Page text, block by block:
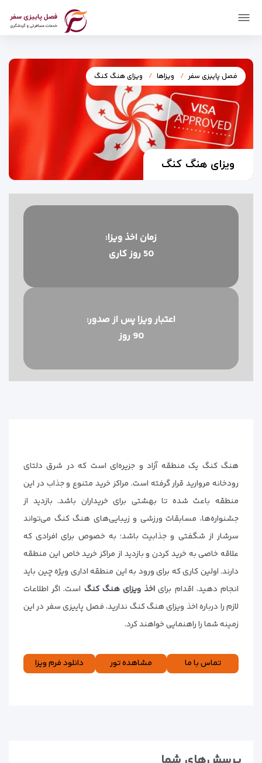
فصل پاییزی سفر ویزاها ویزای هنگ کنگ
ویزای هنگ کنگ
زمان اخذ ويزا:
50 روز کاری
اعتبار ویزا پس از صدور:
90 روز
هنگ کنگ یک منطقه آزاد و جزیره‌ای است که در شرق دلتای
رودخانه مروارید قرار گرفته است. مراکز خرید متنوع و جذاب در این
منطقه باعث شده تا بهشتی برای خریداران باشد. بازدید از
جشنواره‌ها، مسابقات ورزشی و زیبایی‌های هنگ کنگ می‌تواند
سرشار از شگفتی و جذابیت باشد؛ به خصوص برای افرادی که
علاقه خاصی به خرید کردن و بازدید از مراکز خرید خاص این منطقه
دارند. اولین کاری که برای ورود به این منطقه اداری ویژه چین باید
انجام دهید، اقدام برای اخذ ویزای هنگ کنگ است. اگر اطلاعات
لازم را درباره اخذ ویزای هنگ کنگ ندارید، فصل پاییزی سفر در این
زمینه شما را راهنمایی خواهند کرد.
تماس با ما مشاهده تور‌ دانلود فرم ویزا